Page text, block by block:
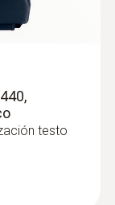
-
fijo
testo